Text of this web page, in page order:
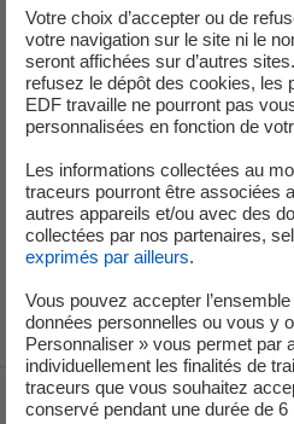
Faire preuve d’une
comprendre
l'usine marémotrice de
Aisance à
La connaissance du
navigation ou être
côtier seraient un plus.
Adresser votre CV et lettre de
laurence.mahe@edf.fr
et entretien 1ère quinzaine de
Voir le fil d'ariane
Votre choix d’accepter ou de
votre navigation sur le site ni le
seront affichées sur d’autres
refusez le dépôt des cookies, les
EDF travaille ne pourront pas
personnalisées en fonction de
Les informations collectées au
traceurs pourront être associées
autres appareils et/ou avec des
collectées par nos partenaires,
exprimés par ailleurs.
Vous pouvez accepter
données personnelles ou vous y
Personnaliser » vous permet par
individuellement les finalités de
traceurs que vous souhaitez
conservé pendant une durée de 6